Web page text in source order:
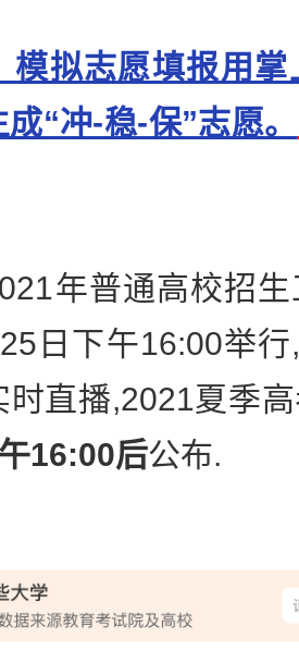
模拟志愿填报用
“冲-稳-保”志愿。
年普通高校招生
日下午16:00举行
时直播,2021夏季
16:00后公布.